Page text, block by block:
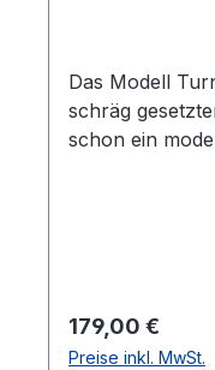
Das Modell
schräg
schon ein
Regulärer Preis:
179,00 €
Preise inkl. MwSt.